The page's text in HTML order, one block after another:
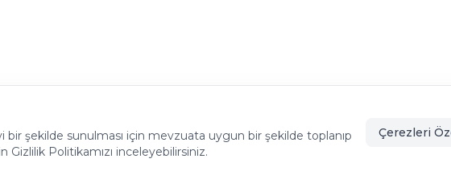
şekilde sunulması için mevzuata uygun bir şekilde toplanıp
Gizlilik Politikamızı inceleyebilirsiniz.
Çerezleri